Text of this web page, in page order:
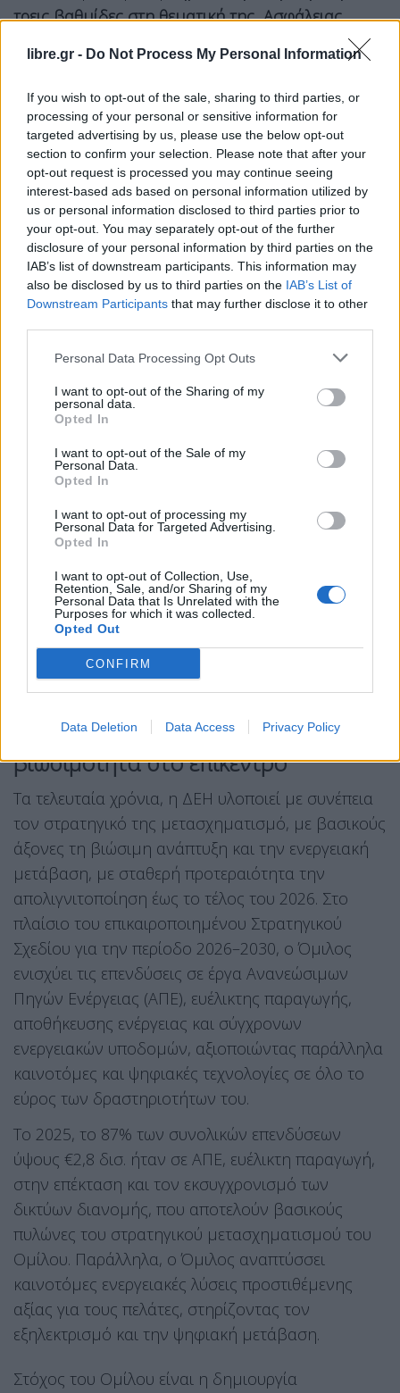
libre.gr - Do Not Process My Personal Information
If you wish to opt-out of the sale, sharing to third parties, or
processing of your personal or sensitive information for
targeted advertising by us, please use the below opt-out
section to confirm your selection. Please note that after your
opt-out request is processed you may continue seeing
interest-based ads based on personal information utilized by
us or personal information disclosed to third parties prior to
your opt-out. You may separately opt-out of the further
disclosure of your personal information by third parties on the
IAB’s list of downstream participants. This information may
also be disclosed by us to third parties on the IAB’s List of
Downstream Participants that may further disclose it to other
Personal Data Processing Opt Outs
I want to opt-out of the Sharing of my
personal data.
Opted In
I want to opt-out of the Sale of my
Personal Data.
Opted In
I want to opt-out of processing my
Personal Data for Targeted Advertising.
Opted In
I want to opt-out of Collection, Use,
Retention, Sale, and/or Sharing of my
Personal Data that Is Unrelated with the
Purposes for which it was collected.
Opted Out
CONFIRM
Data Deletion Data Access Privacy Policy
τρεις βαθμίδες στη θεματική της Ασφάλειας
αποτυπώνει την πρόοδο
του Ομίλου στη διαχείριση υδάτινων πόρων, την
αξιολόγηση σχετικών κινδύνων και ευκαιριών,
καθώς και τη συστηματική ενίσχυση των
διαδικασιών παρακολούθησης και γνωστοποίησης
στοιχείων.
Η ένταξη του Ομίλου ΔΕΗ στην «A List»
της Αξιολόγησης Δέσμευσης Προμηθευτών
(Supplier Engagement Assessment –
SEA) αναγνωρίζει τη συστηματική ενσωμάτωση
κριτηρίων βιωσιμότητας στη διαχείριση της
εφοδιαστικής αλυσίδας και τη συνεργασία με τους
προμηθευτές για τη μείωση των έμμεσων
εκπομπών (Scope 3).
Ο διεθνής Οργανισμός CDP θεωρείται παγκόσμιο
πρότυπο περιβαλλοντικής αναφοράς,
αξιολογώντας το 2025 περισσότερες από 23.000
πόλεις σε όλη την υφήλιο. Από την ίδρυσή του το
2000, ο CDP συλλέγει και αξιολογεί δεδομένα
σχετικά με τις περιβαλλοντικές επιπτώσεις που
προκαλούν, σε παγκόσμιο επίπεδο, οι επιχειρήσεις
και τα κράτη στους τομείς της κλιματικής
αλλαγής, των δασών και της διαχείρισης υδάτων,
αποτελώντας τη μεγαλύτερη περιβαλλοντική βάση
δεδομένων στον κόσμο.
ΔΕΗ: Πράσινες επενδύσεις με τη
βιωσιμότητα στο επίκεντρο
Τα τελευταία χρόνια, η ΔΕΗ υλοποιεί με συνέπεια
τον στρατηγικό της μετασχηματισμό, με βασικούς
άξονες τη βιώσιμη ανάπτυξη και την ενεργειακή
μετάβαση, με σταθερή προτεραιότητα την
απολιγνιτοποίηση έως το τέλος του 2026. Στο
πλαίσιο του επικαιροποιημένου Στρατηγικού
Σχεδίου για την περίοδο 2026–2030, ο Όμιλος
ενισχύει τις επενδύσεις σε έργα Ανανεώσιμων
Πηγών Ενέργειας (ΑΠΕ), ευέλικτης παραγωγής,
αποθήκευσης ενέργειας και σύγχρονων
ενεργειακών υποδομών, αξιοποιώντας παράλληλα
καινοτόμες και ψηφιακές τεχνολογίες σε όλο το
εύρος των δραστηριοτήτων του.
Το 2025, το 87% των συνολικών επενδύσεων
ύψους €2,8 δισ. ήταν σε ΑΠΕ, ευέλικτη παραγωγή,
στην επέκταση και τον εκσυγχρονισμό των
δικτύων διανομής, που αποτελούν βασικούς
πυλώνες του στρατηγικού μετασχηματισμού του
Ομίλου. Παράλληλα, ο Όμιλος αναπτύσσει
καινοτόμες ενεργειακές λύσεις προστιθέμενης
αξίας για τους πελάτες, στηρίζοντας τον
εξηλεκτρισμό και την ψηφιακή μετάβαση.
Στόχος του Ομίλου είναι η δημιουργία